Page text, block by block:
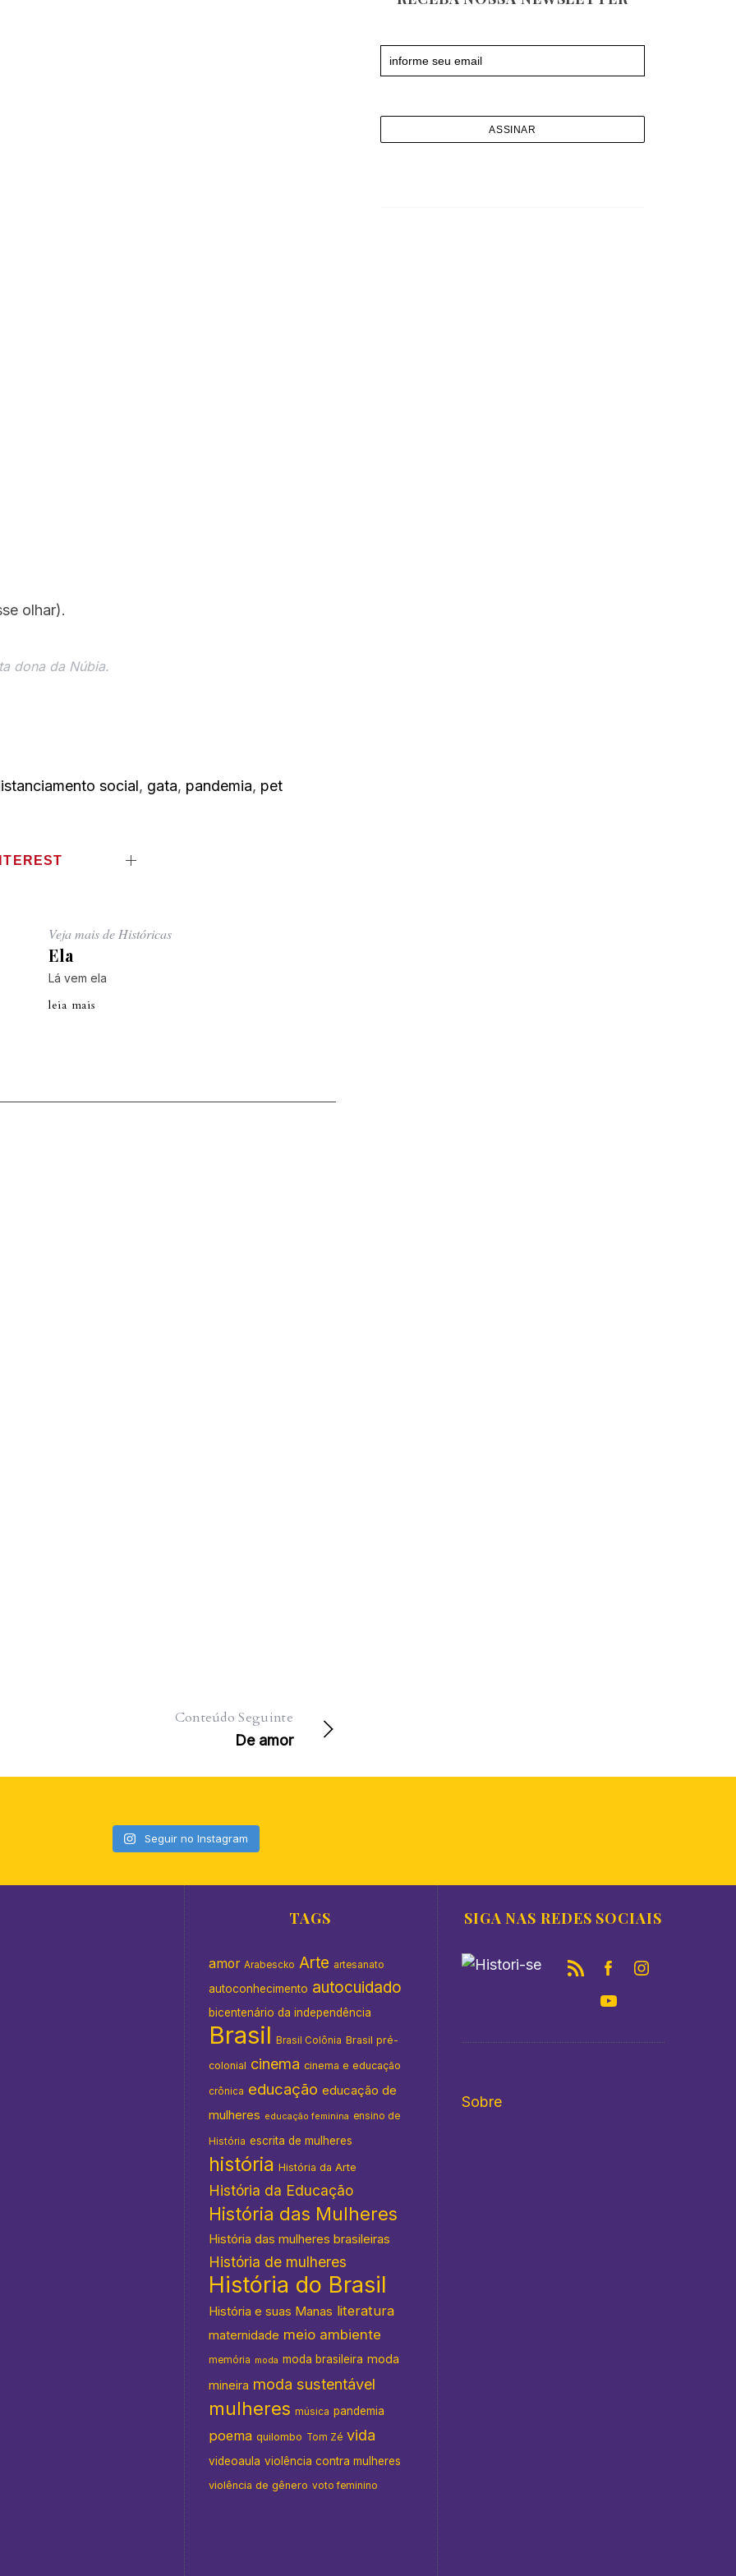
olhar).
dona da Núbia.
social, gata, pandemia, pet
Veja mais de Históricas
Ela
Lá vem ela
leia mais
Conteúdo Seguinte
De amor
Seguir no Instagram
TAGS
amor Arabescko Arte artesanato
autoconhecimento autocuidado
bicentenário da independência
Brasil Brasil Colônia Brasil pré-
colonial cinema cinema e educação
crônica educação educação de
mulheres educação feminina ensino de
História escrita de mulheres
história História da Arte
História da Educação
História das Mulheres
História das mulheres brasileiras
História de mulheres
História do Brasil
História e suas Manas literatura
maternidade meio ambiente
memória moda moda brasileira moda
mineira moda sustentável
mulheres música pandemia
poema quilombo Tom Zé vida
videoaula violência contra mulheres
violência de gênero voto feminino
SIGA NAS REDES SOCIAIS
Sobre